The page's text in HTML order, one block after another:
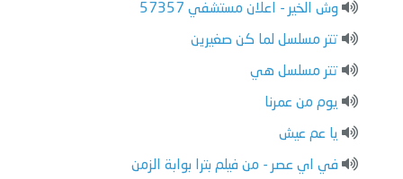
وش الخير - اعلان مستشفي 57357
تتر مسلسل لما كن صغيرين
تتر مسلسل هي
يوم من عمرنا
يا عم عيش
في اي عصر - من فيلم بترا بوابة الزمن